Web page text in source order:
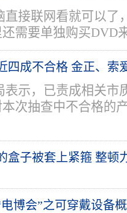
直接联网看就可以了
需要单独购买DVD
四成不合格 金正、索
表示，已责成相关市
次抽查中不合格的
盒子被套上紧箍 整顿
博会”之可穿戴设备